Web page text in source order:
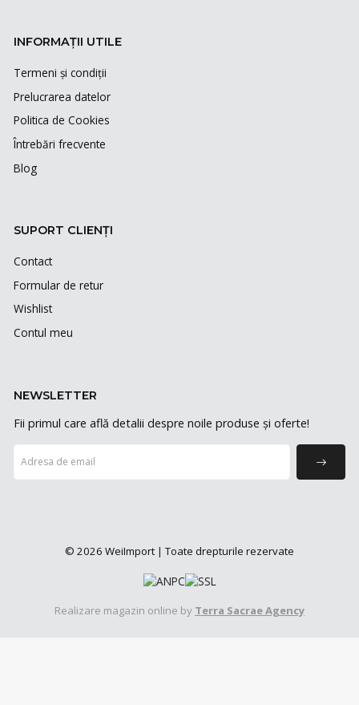
INFORMAȚII UTILE
Termeni și condiții
Prelucrarea datelor
Politica de Cookies
Întrebări frecvente
Blog
SUPORT CLIENȚI
Contact
Formular de retur
Wishlist
Contul meu
NEWSLETTER
Fii primul care află detalii despre noile produse și oferte!
© 2026 WeiImport | Toate drepturile rezervate
Realizare magazin online by Terra Sacrae Agency